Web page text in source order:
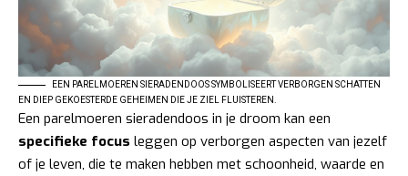
EEN PARELMOEREN SIERADENDOOS SYMBOLISEERT VERBORGEN SCHATTEN
EN DIEP GEKOESTERDE GEHEIMEN DIE JE ZIEL FLUISTEREN.
Een parelmoeren sieradendoos in je droom kan een
specifieke focus leggen op verborgen aspecten van jezelf
of je leven, die te maken hebben met schoonheid, waarde en